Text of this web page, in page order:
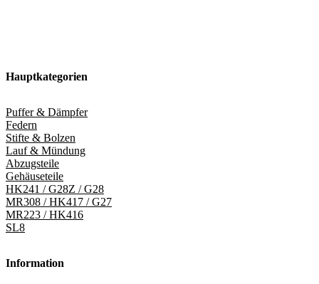
Hauptkategorien
Puffer & Dämpfer
Federn
Stifte & Bolzen
Lauf & Mündung
Abzugsteile
Gehäuseteile
HK241 / G28Z / G28
MR308 / HK417 / G27
MR223 / HK416
SL8
Information